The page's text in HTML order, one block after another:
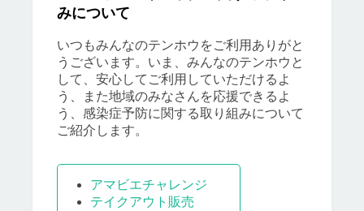
みについて
いつもみんなのテンホウをご利用ありがと
うございます。いま、みんなのテンホウと
して、安心してご利用していただけるよ
う、また地域のみなさんを応援できるよ
う、感染症予防に関する取り組みについて
ご紹介します。
アマビエチャレンジ
テイクアウト販売